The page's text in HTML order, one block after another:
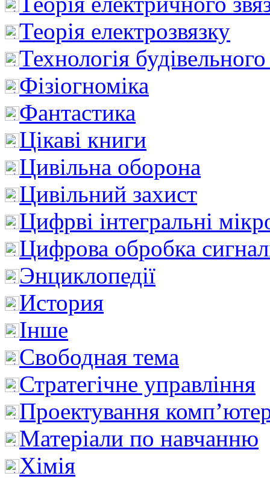
Теорія електрозвязку
Технологія
Фізіогноміка
Фантастика
Цікаві книги
Цивільна оборона
Цивільний захист
Цифрві інтегральні
Цифрова обробка
Энциклопедії
История
Інше
Свободная тема
Стратегічне управління
Проектування
Матеріали по навчанню
Хімія